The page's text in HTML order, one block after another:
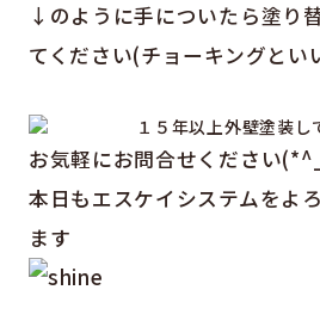
↓のように手についたら塗り
てください(チョーキングとい
お気軽にお問合せください
本日もエスケイシステムをよ
ます